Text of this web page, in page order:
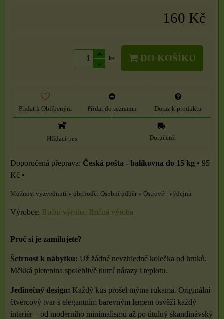
160 Kč
ks DO KOŠÍKU
Přidat k Oblíbeným Přidat do seznamu Dotaz k produktu
Hlídací pes Doručení
Česká pošta - balíkovna do 15 kg • 95
Kč •
Osobní odběr v Ostrově - výdejna
Výrobce: Ruční výroba, Ručná výroba
Proč si je zamilujete?
Šetrnost k nábytku: Už žádné nevzhledné kolečka od hrnků.
Měkká pletenina spolehlivě tlumí nárazy i teplotu.
Jedinečný design: Každý kus prošel mýma rukama. Originální
čtvercový tvar s elegantním barevným lemem osvěží každý
interiér – od moderního minimalismu až po útulný skandinávský